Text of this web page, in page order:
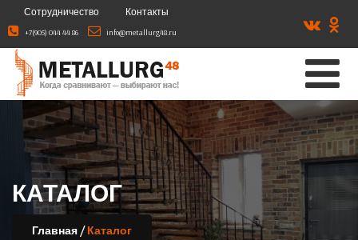
Сотрудничество Контакты
+7(905) 044 44 86 info@metallurg48.ru
КАТАЛОГ
Главная /Каталог